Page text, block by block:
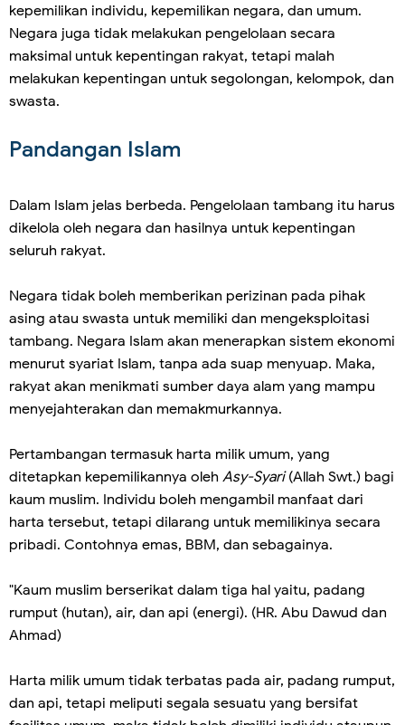
kepemilikan individu, kepemilikan negara, dan umum.
Negara juga tidak melakukan pengelolaan secara
maksimal untuk kepentingan rakyat, tetapi malah
melakukan kepentingan untuk segolongan, kelompok, dan
swasta.
Pandangan Islam
Dalam Islam jelas berbeda. Pengelolaan tambang itu harus
dikelola oleh negara dan hasilnya untuk kepentingan
seluruh rakyat.
Negara tidak boleh memberikan perizinan pada pihak
asing atau swasta untuk memiliki dan mengeksploitasi
tambang. Negara Islam akan menerapkan sistem ekonomi
menurut syariat Islam, tanpa ada suap menyuap. Maka,
rakyat akan menikmati sumber daya alam yang mampu
menyejahterakan dan memakmurkannya.
Pertambangan termasuk harta milik umum, yang
ditetapkan kepemilikannya oleh Asy-Syari(Allah Swt.) bagi
kaum muslim. Individu boleh mengambil manfaat dari
harta tersebut, tetapi dilarang untuk memilikinya secara
pribadi. Contohnya emas, BBM, dan sebagainya.
"Kaum muslim berserikat dalam tiga hal yaitu, padang
rumput (hutan), air, dan api (energi). (HR. Abu Dawud dan
Ahmad)
Harta milik umum tidak terbatas pada air, padang rumput,
dan api, tetapi meliputi segala sesuatu yang bersifat